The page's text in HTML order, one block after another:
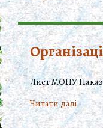
Лист МОНУ
Читати далi